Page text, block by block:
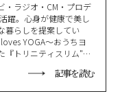
・ラジオ・CM・プロデ
躍。心身が健康で美し
暮らしを提案してい
YOGA〜おうちヨ
『トリニティスリム"全
で瞑想リトリートツア
なイベントも企画・開
記事を読む